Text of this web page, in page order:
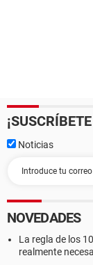
Noticias
NOVEDADES
La regla de los
realmente